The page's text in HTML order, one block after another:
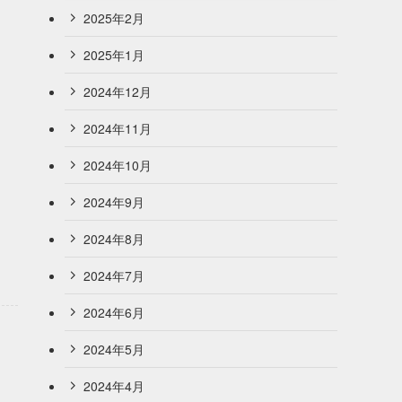
2025年2月
2025年1月
2024年12月
2024年11月
2024年10月
2024年9月
2024年8月
2024年7月
2024年6月
2024年5月
2024年4月